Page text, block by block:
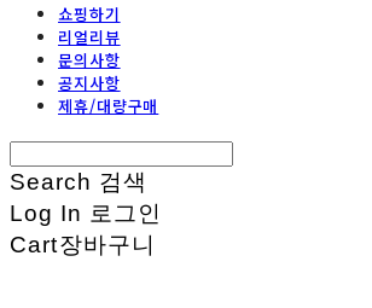
쇼핑하기
리얼리뷰
문의사항
공지사항
제휴/대량구매
Search 검색
Log In 로그인
Cart장바구니